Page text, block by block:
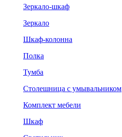
Зеркало-шкаф
Зеркало
Шкаф-колонна
Полка
Тумба
Столешница с умывальником
Комплект мебели
Шкаф